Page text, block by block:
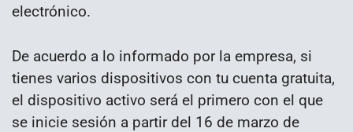
electrónico.
De acuerdo a lo informado por la empresa, si
tienes varios dispositivos con tu cuenta gratuita,
el dispositivo activo será el primero con el que
se inicie sesión a partir del 16 de marzo de